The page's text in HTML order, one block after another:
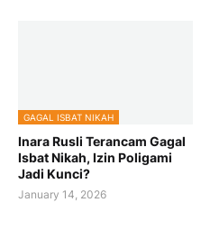
GAGAL ISBAT NIKAH
Inara Rusli Terancam Gagal
Isbat Nikah, Izin Poligami
Jadi Kunci?
January 14, 2026